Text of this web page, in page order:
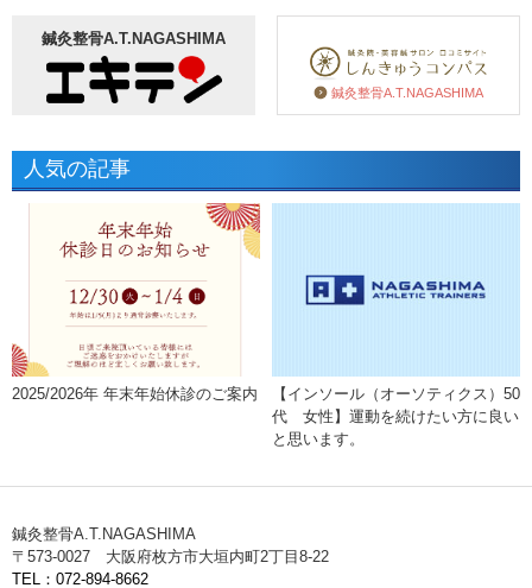
鍼灸整骨A.T.NAGASHIMA
鍼灸整骨A.T.NAGASHIMA
人気の記事
2025/2026年 年末年始休診のご案内
【インソール（オーソティクス）50
代 女性】運動を続けたい方に良い
と思います。
鍼灸整骨A.T.NAGASHIMA
〒573-0027 大阪府枚方市大垣内町2丁目8-22
TEL：072-894-8662